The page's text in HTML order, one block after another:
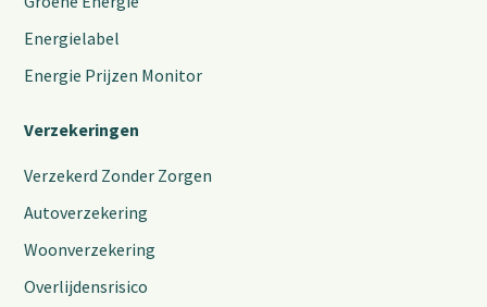
Energielabel
Energie Prijzen Monitor
Verzekeringen
Verzekerd Zonder Zorgen
Autoverzekering
Woonverzekering
Overlijdensrisico